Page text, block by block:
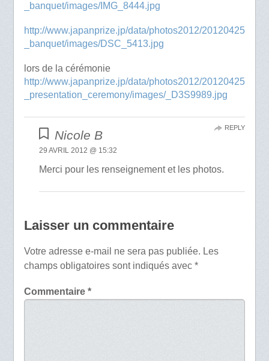
_banquet/images/IMG_8444.jpg
http://www.japanprize.jp/data/photos2012/20120425
_banquet/images/DSC_5413.jpg
lors de la cérémonie
http://www.japanprize.jp/data/photos2012/20120425
_presentation_ceremony/images/_D3S9989.jpg
Nicole B
29 AVRIL 2012 @ 15:32
Merci pour les renseignement et les photos.
REPLY
Laisser un commentaire
Votre adresse e-mail ne sera pas publiée. Les
champs obligatoires sont indiqués avec *
Commentaire *